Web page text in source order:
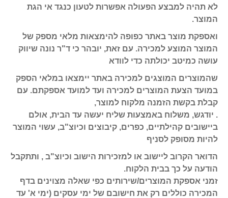
לא תהיה למבצע הפעולה אפשרות לטעון כנגד אי הגת
המוצר.
ואספקת מוצר באתר כפופה להימצאות מלאי מספק של
המוצר המוצע למכירה. עם זאת, יובהר כי ד"ר נונה שיווק
עושה כמיטב יכולתה כדי לוודא
שהמוצרים המוצגים למכירה באתר יימצאו במלאי הספק
במועד הצעת המוצרים למכירה ועד למועד אספקתם. עם
קבלת בקשת הזמנה מלקוח למוצר,
. יודגש, משלוח באמצעות שליח יעשה עד הבית, אולם
ביישובים קהילתיים, כפרים, קיבוצים וכיוצ"ב, עשוי המוצר
להיות מסופק לסניף
הדואר הקרוב ליישוב או למזכירות הישוב וכיוצ"ב , ותתקבל
הודעה על כך בבית הלקוח.
זמני אספקת המוצרים/שירותים כפי שאלה מצוינים בדף
המכירה כוללים רק את חישובם של ימי עסקים (ימי א' עד